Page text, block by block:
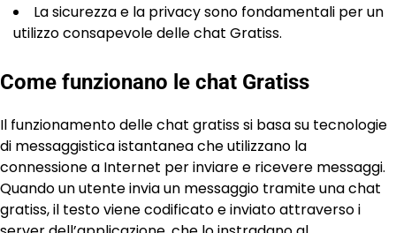
La sicurezza e la privacy sono fondamentali per un
utilizzo consapevole delle chat Gratiss.
Come funzionano le chat Gratiss
Il funzionamento delle chat gratiss si basa su tecnologie
di messaggistica istantanea che utilizzano la
connessione a Internet per inviare e ricevere messaggi.
Quando un utente invia un messaggio tramite una chat
gratiss, il testo viene codificato e inviato attraverso i